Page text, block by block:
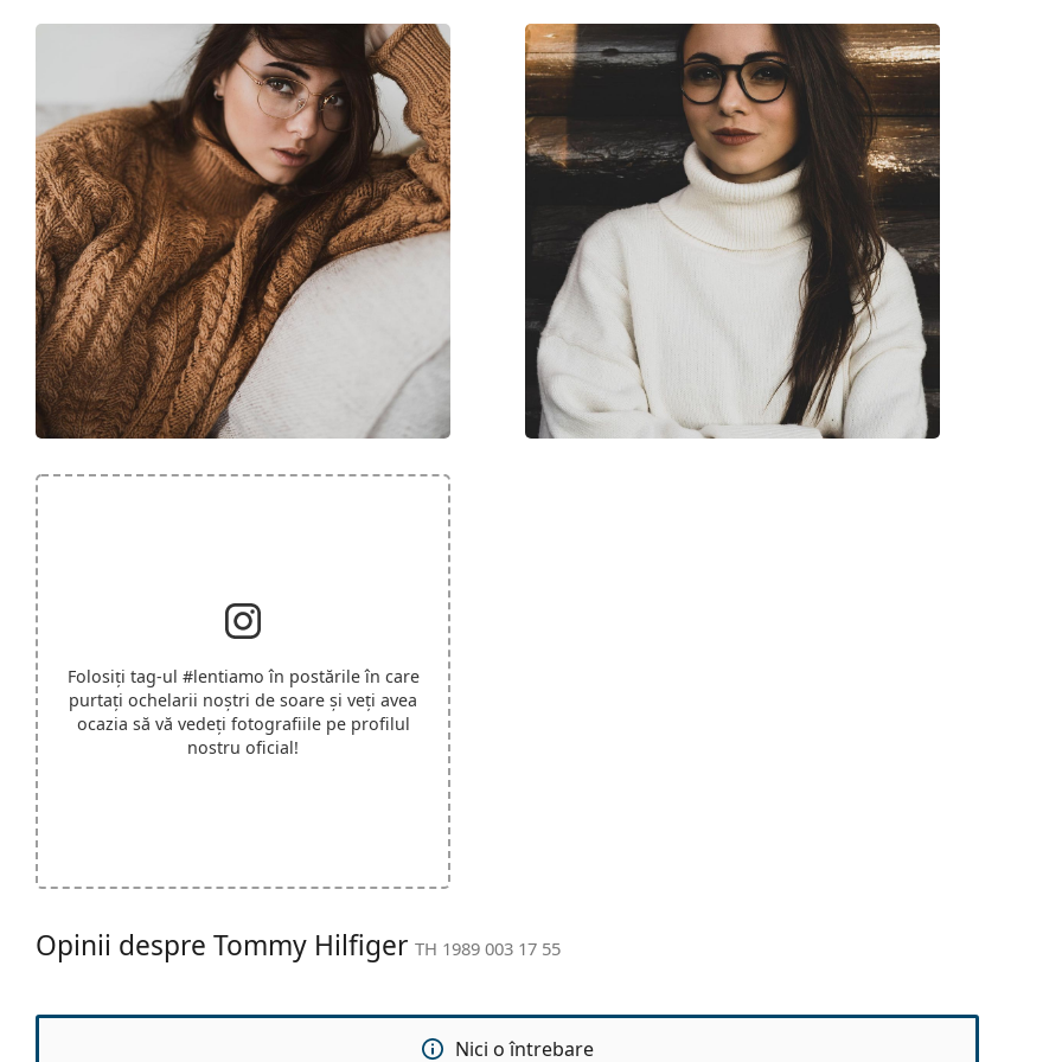
Folosiți tag-ul #lentiamo în postările în care
purtați ochelarii noștri de soare și veți avea
ocazia să vă vedeți fotografiile pe profilul
nostru oficial!
Opinii despre Tommy Hilfiger TH 1989 003 17 55
Nici o întrebare